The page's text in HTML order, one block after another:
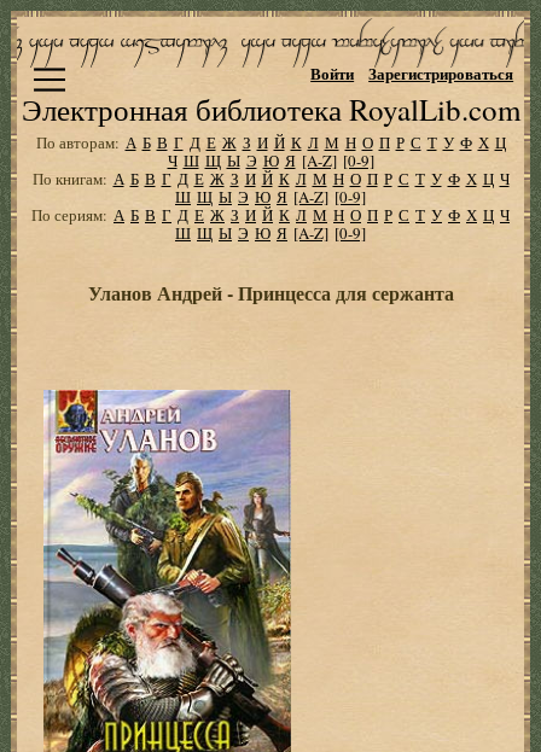
Электронная библиотека RoyalLib.com
Войти Зарегистрироваться
По авторам: А Б В Г Д Е Ж З И Й К Л М Н О П Р С Т У Ф Х Ц
Ч Ш Щ Ы Э Ю Я [A-Z] [0-9]
По книгам: А Б В Г Д Е Ж З И Й К Л М Н О П Р С Т У Ф Х Ц Ч
Ш Щ Ы Э Ю Я [A-Z] [0-9]
По сериям: А Б В Г Д Е Ж З И Й К Л М Н О П Р С Т У Ф Х Ц Ч
Ш Щ Ы Э Ю Я [A-Z] [0-9]
Уланов Андрей - Принцесса для сержанта